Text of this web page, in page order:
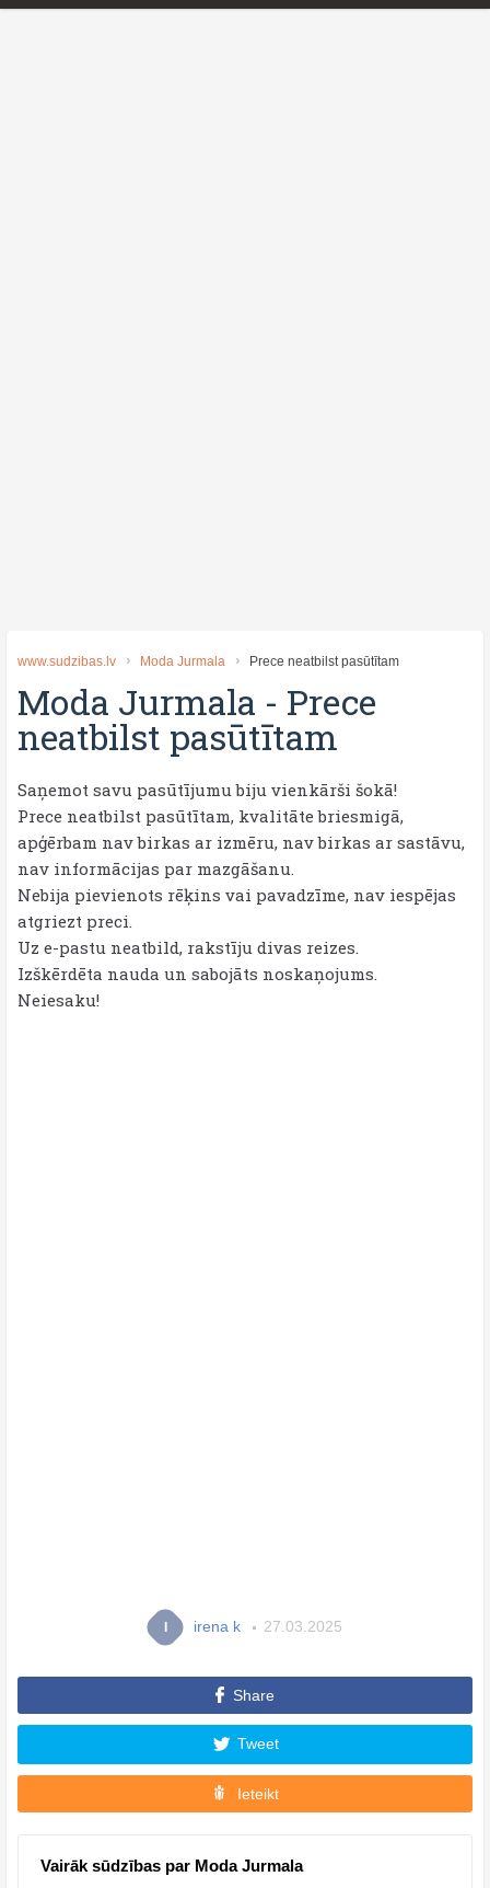
www.sudzibas.lv Moda Jurmala Prece neatbilst pasūtītam
Moda Jurmala - Prece
neatbilst pasūtītam
Saņemot savu pasūtījumu biju vienkārši šokā!
Prece neatbilst pasūtītam, kvalitāte briesmigā,
apģērbam nav birkas ar izmēru, nav birkas ar sastāvu,
nav informācijas par mazgāšanu.
Nebija pievienots rēķins vai pavadzīme, nav iespējas
atgriezt preci.
Uz e-pastu neatbild, rakstīju divas reizes.
Izškērdēta nauda un sabojāts noskaņojums.
Neiesaku!
irena k 27.03.2025
Share
Tweet
Ieteikt
Vairāk sūdzības par Moda Jurmala